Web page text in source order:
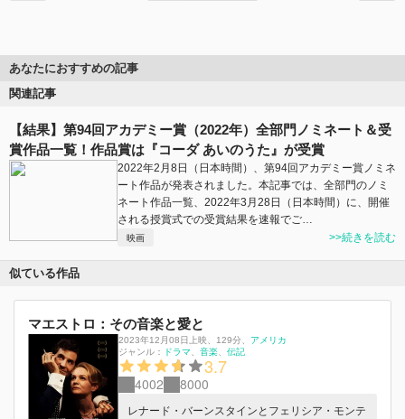
あなたにおすすめの記事
関連記事
【結果】第94回アカデミー賞（2022年）全部門ノミネート＆受
賞作品一覧！作品賞は『コーダ あいのうた』が受賞
2022年2月8日（日本時間）、第94回アカデミー賞ノミネ
ート作品が発表されました。本記事では、全部門のノミ
ネート作品一覧、2022年3月28日（日本時間）に、開催
される授賞式での受賞結果を速報でご…
映画 >>続きを読む
似ている作品
マエストロ：その音楽と愛と
2023年12月08日上映、 129分、 アメリカ
ジャンル：
ドラマ 音楽 伝記
3.7
4002 8000
レナード・バーンスタインとフェリシア・モンテ